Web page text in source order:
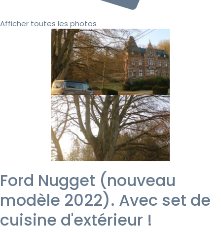
Afficher toutes les photos
Ford Nugget (nouveau
modèle 2022). Avec set de
cuisine d'extérieur !